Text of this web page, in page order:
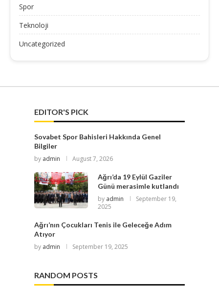
Spor
Teknoloji
Uncategorized
EDITOR'S PICK
Sovabet Spor Bahisleri Hakkında Genel
Bilgiler
by admin August 7, 2026
Ağrı’da 19 Eylül Gaziler
Günü merasimle kutlandı
by admin
September 19,
2025
Ağrı’nın Çocukları Tenis ile Geleceğe Adım
Atıyor
by admin September 19, 2025
RANDOM POSTS